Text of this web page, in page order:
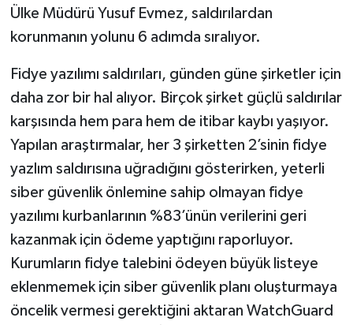
Ülke Müdürü Yusuf Evmez, saldırılardan
korunmanın yolunu 6 adımda sıralıyor.
Fidye yazılımı saldırıları, günden güne şirketler için
daha zor bir hal alıyor. Birçok şirket güçlü saldırılar
karşısında hem para hem de itibar kaybı yaşıyor.
Yapılan araştırmalar, her 3 şirketten 2’sinin fidye
yazlım saldırısına uğradığını gösterirken, yeterli
siber güvenlik önlemine sahip olmayan fidye
yazılımı kurbanlarının %83’ünün verilerini geri
kazanmak için ödeme yaptığını raporluyor.
Kurumların fidye talebini ödeyen büyük listeye
eklenmemek için siber güvenlik planı oluşturmaya
öncelik vermesi gerektiğini aktaran WatchGuard